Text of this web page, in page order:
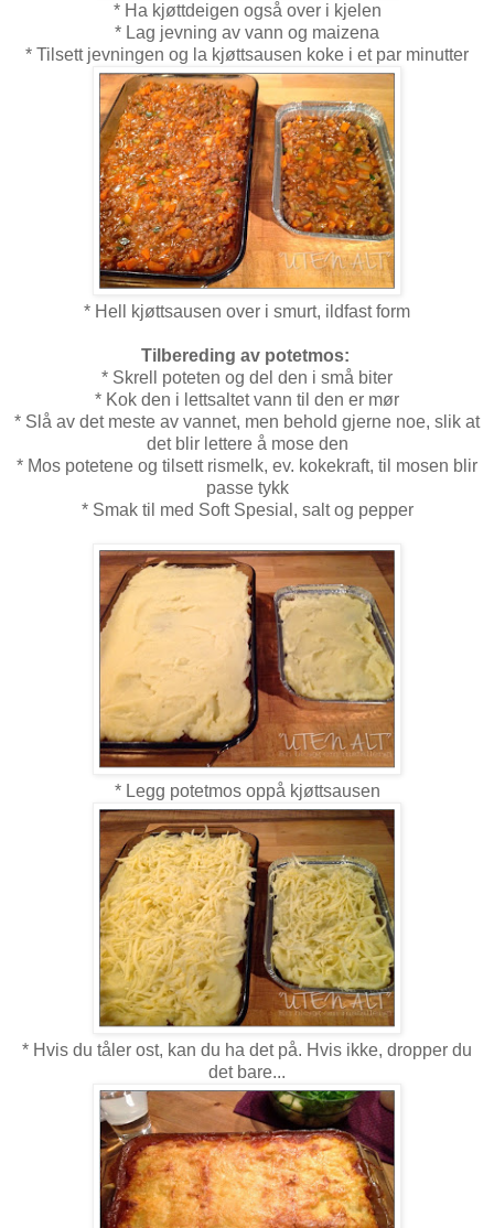
* Ha kjøttdeigen også over i kjelen
* Lag jevning av vann og maizena
* Tilsett jevningen og la kjøttsausen koke i et par minutter
* Hell kjøttsausen over i smurt, ildfast form
Tilbereding av potetmos:
* Skrell poteten og del den i små biter
* Kok den i lettsaltet vann til den er mør
* Slå av det meste av vannet, men behold gjerne noe, slik at
det blir lettere å mose den
* Mos potetene og tilsett rismelk, ev. kokekraft, til mosen blir
passe tykk
* Smak til med Soft Spesial, salt og pepper
* Legg potetmos oppå kjøttsausen
* Hvis du tåler ost, kan du ha det på. Hvis ikke, dropper du
det bare...